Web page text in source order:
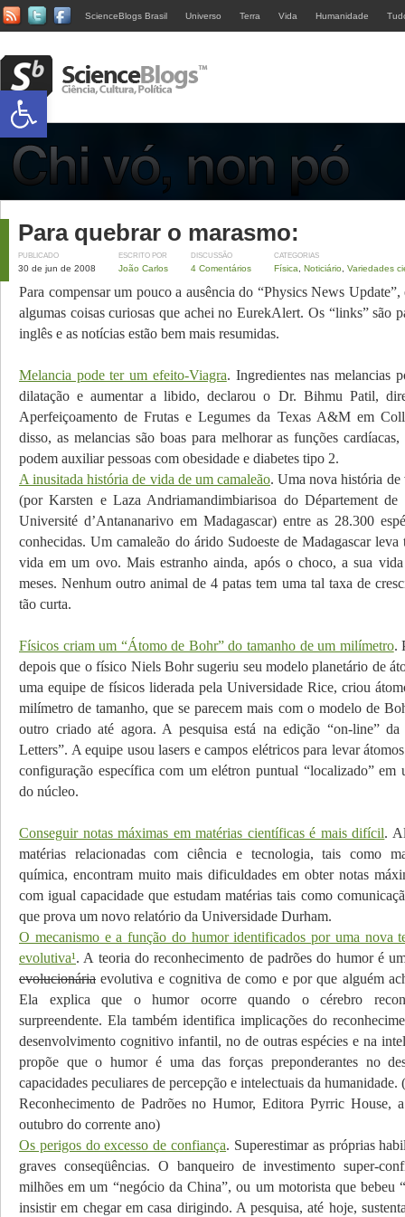
ScienceBlogs Brasil Universo Terra Vida Humanidade
Para quebrar o marasmo:
PUBLICADO
30 de jun de 2008
ESCRITO POR
João Carlos
DISCUSSÃO
4 Comentários
CATEGORIAS
Física Noticiário Variedades
Para compensar um pouco a ausência do “Physics News
algumas coisas curiosas que achei no EurekAlert. Os “links” são
inglês e as notícias estão bem mais resumidas.
Melancia pode ter um efeito-Viagra. Ingredientes nas melancias
dilatação e aumentar a libido, declarou o Dr. Bihmu Patil,
Aperfeiçoamento de Frutas e Legumes da Texas A&M em
disso, as melancias são boas para melhorar as funções
podem auxiliar pessoas com obesidade e diabetes tipo 2.
A inusitada história de vida de um camaleão. Uma nova história
(por Karsten e Laza Andriamandimbiarisoa do Département
Université d’Antananarivo em Madagascar) entre as 28.300
conhecidas. Um camaleão do árido Sudoeste de Madagascar leva
vida em um ovo. Mais estranho ainda, após o choco, a sua
meses. Nenhum outro animal de 4 patas tem uma tal taxa de
tão curta.
Físicos criam um “Átomo de Bohr” do tamanho de um milímetro.
depois que o físico Niels Bohr sugeriu seu modelo planetário de
uma equipe de físicos liderada pela Universidade Rice, criou
milímetro de tamanho, que se parecem mais com o modelo de
outro criado até agora. A pesquisa está na edição “on-line”
Letters”. A equipe usou lasers e campos elétricos para levar
configuração específica com um elétron puntual “localizado” em
do núcleo.
Conseguir notas máximas em matérias científicas é mais difícil.
matérias relacionadas com ciência e tecnologia, tais como
química, encontram muito mais dificuldades em obter notas
com igual capacidade que estudam matérias tais como
que prova um novo relatório da Universidade Durham.
O mecanismo e a função do humor identificados por uma nova
evolutiva¹. A teoria do reconhecimento de padrões do humor é
evolucionária evolutiva e cognitiva de como e por que alguém
Ela explica que o humor ocorre quando o cérebro
surpreendente. Ela também identifica implicações do
desenvolvimento cognitivo infantil, no de outras espécies e na
propõe que o humor é uma das forças preponderantes no
capacidades peculiares de percepção e intelectuais da
Reconhecimento de Padrões no Humor, Editora Pyrric House,
outubro do corrente ano)
Os perigos do excesso de confiança. Superestimar as próprias
graves conseqüências. O banqueiro de investimento super-
milhões em um “negócio da China”, ou um motorista que bebeu
insistir em chegar em casa dirigindo. A pesquisa, até hoje,
Abrir a barra de ferramentas